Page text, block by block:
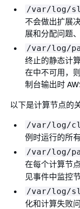
/var/log/
不会做出扩展
展和分配问题
/var/log/
终止的静态计
在中不可用，
制台输出时
以下是计算节点的
/var/log/
例时运行的所
/var/log/
在每个计算节
见事件中监控
/var/log/
化和计算失败问